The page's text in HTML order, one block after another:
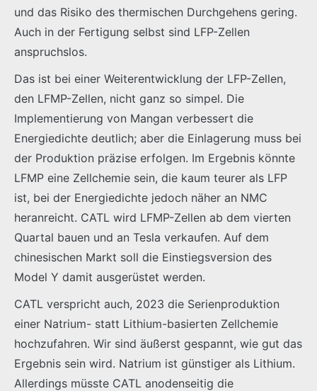
und das Risiko des thermischen Durchgehens gering.
Auch in der Fertigung selbst sind LFP-Zellen
anspruchslos.
Das ist bei einer Weiterentwicklung der LFP-Zellen,
den LFMP-Zellen, nicht ganz so simpel. Die
Implementierung von Mangan verbessert die
Energiedichte deutlich; aber die Einlagerung muss bei
der Produktion präzise erfolgen. Im Ergebnis könnte
LFMP eine Zellchemie sein, die kaum teurer als LFP
ist, bei der Energiedichte jedoch näher an NMC
heranreicht. CATL wird LFMP-Zellen ab dem vierten
Quartal bauen und an Tesla verkaufen. Auf dem
chinesischen Markt soll die Einstiegsversion des
Model Y damit ausgerüstet werden.
CATL verspricht auch, 2023 die Serienproduktion
einer Natrium- statt Lithium-basierten Zellchemie
hochzufahren. Wir sind äußerst gespannt, wie gut das
Ergebnis sein wird. Natrium ist günstiger als Lithium.
Allerdings müsste CATL anodenseitig die